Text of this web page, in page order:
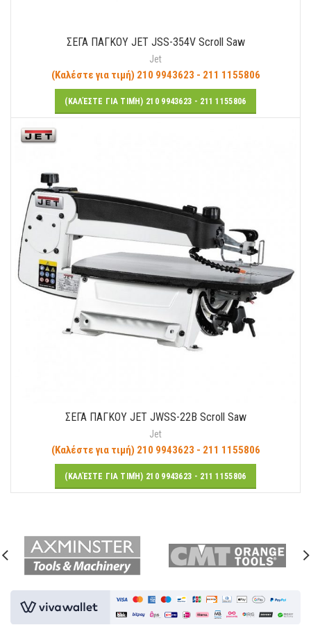
ΣΕΓΑ ΠΑΓΚΟΥ JET JSS-354V Scroll Saw
Jet
(Καλέστε για τιμή) 210 9943623 - 211 1155806
(ΚΑΛΈΣΤΕ ΓΙΑ ΤΙΜΉ) 210 9943623 - 211 1155806
ΣΕΓΑ ΠΑΓΚΟΥ JET JWSS-22B Scroll Saw
Jet
(Καλέστε για τιμή) 210 9943623 - 211 1155806
(ΚΑΛΈΣΤΕ ΓΙΑ ΤΙΜΉ) 210 9943623 - 211 1155806